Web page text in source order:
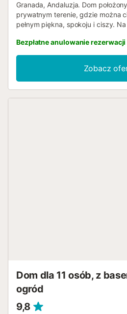
Granada, Andaluzja. Dom
prywatnym terenie, gdzie można
pełnym piękna, spokoju i ciszy.
łazienki, a na piętrze sześć
dwa tarasy. Dom wyposażony
(ciepło/zimno) oraz połączenie
się wiele drzew owocowych,
wiśnie, weranda, basen z
Bezpłatne anulowanie rezerwacji
Zobacz
Dom dla 11 osób, z
ogród
9,8